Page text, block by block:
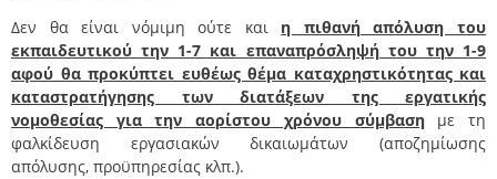
Δεν θα είναι νόμιμη ούτε και η πιθανή απόλυση του
εκπαιδευτικού την 1-7 και επαναπρόσληψή του την 1-9
αφού θα προκύπτει ευθέως θέμα καταχρηστικότητας και
καταστρατήγησης των διατάξεων της εργατικής
νομοθεσίας για την αορίστου χρόνου σύμβασημε τη
φαλκίδευση εργασιακών δικαιωμάτων (αποζημίωσης
απόλυσης, προϋπηρεσίας κλπ.).